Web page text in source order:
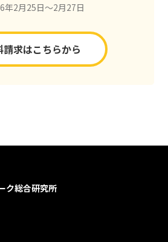
年2月25日〜2月27日
請求はこちらから
ク総合研究所